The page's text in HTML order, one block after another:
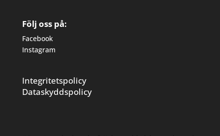
Följ oss på:
Facebook
Instagram
Integritetspolicy
Dataskyddspolicy